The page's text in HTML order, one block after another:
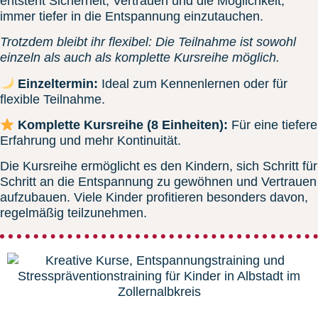
immer tiefer in die Entspannung einzutauchen.
Trotzdem bleibt ihr flexibel: Die Teilnahme ist sowohl
einzeln als auch als komplette Kursreihe möglich.
Einzeltermin: Ideal zum Kennenlernen oder für
flexible Teilnahme.
Komplette Kursreihe (8 Einheiten): Für eine tiefere
Erfahrung und mehr Kontinuität.
Die Kursreihe ermöglicht es den Kindern, sich Schritt für
Schritt an die Entspannung zu gewöhnen und Vertrauen
aufzubauen. Viele Kinder profitieren besonders davon,
regelmäßig teilzunehmen.